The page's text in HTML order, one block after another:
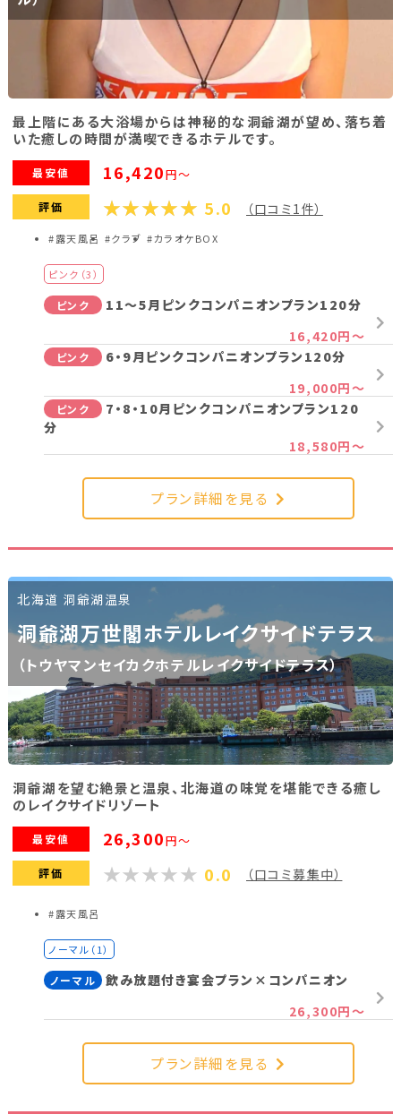
栃木県(17) 群馬県(25)
茨城県(4)
埼玉県(1)
東京都(9)
千葉県(14)
神奈川県(14)
東海
静岡県(44) 愛知県(15)
岐阜県(5)
三重県(9)
中部
新潟県(13) 山梨県(19)
長野県(14)
関西
滋賀県(2) 大阪府(2) 兵庫県(2)
九州・沖縄
福岡県(2) 熊本県(2)
最上階にある大浴場からは神秘的な洞爺湖が望め、落ち着
いた癒しの時間が満喫できるホテルです。
最安値 16,420円～
評価 5.0 （口コミ1件）
#露天風呂 #クラブ #カラオケBOX
ピンク（3）
ピンク
11～5月ピンクコンパニオンプラン120分
16,420円～
ピンク
6・9月ピンクコンパニオンプラン120分
19,000円～
ピンク
7・8・10月ピンクコンパニオンプラン120
分
18,580円～
プラン詳細を見る
北海道 洞爺湖温泉
洞爺湖万世閣ホテルレイクサイドテラス
（トウヤマンセイカクホテルレイクサイドテラス）
洞爺湖を望む絶景と温泉、北海道の味覚を堪能できる癒し
のレイクサイドリゾート
最安値 26,300円～
評価 0.0 （口コミ募集中）
#露天風呂
ノーマル（1）
ノーマル
飲み放題付き宴会プラン×コンパニオン
26,300円～
プラン詳細を見る